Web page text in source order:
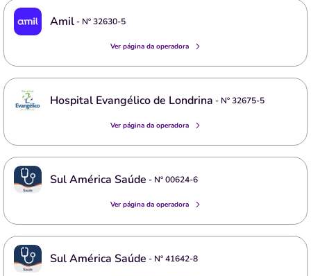
Amil- Nº32630-5
Ver página da operadora
Hospital Evangélico de Londrina - Nº32675-5
Ver página da operadora
Sul América Saúde - Nº00624-6
Ver página da operadora
Sul América Saúde - Nº41642-8